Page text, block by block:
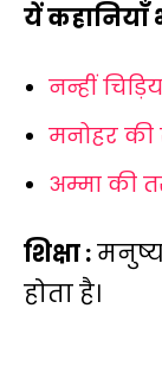
यें कहानियाँ
नन्हीं
मनोहर
अम्मा की
शिक्षा :
होता है।